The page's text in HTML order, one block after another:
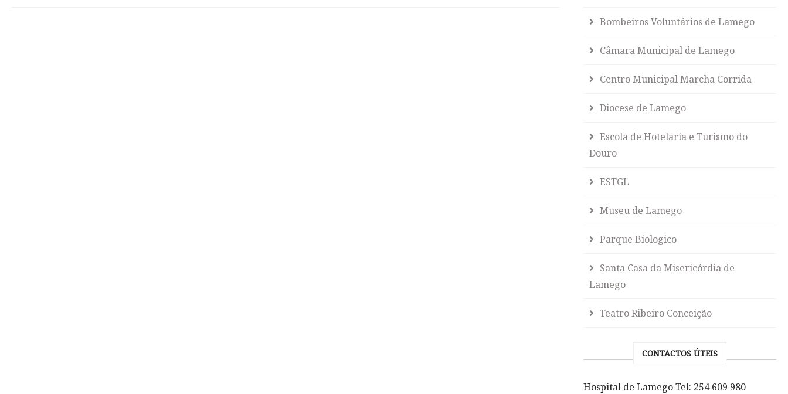
Bombeiros Voluntários de Lamego
Câmara Municipal de Lamego
Centro Municipal Marcha Corrida
Diocese de Lamego
Escola de Hotelaria e Turismo do
Douro
ESTGL
Museu de Lamego
Parque Biologico
Santa Casa da Misericórdia de
Lamego
Teatro Ribeiro Conceição
CONTACTOS ÚTEIS
Hospital de Lamego Tel: 254 609 980